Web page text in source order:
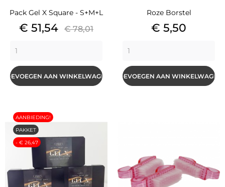
Pack Gel X Square - S+M+L
Prijs
€ 51,54 Basisprijs
€ 78,01
TOEVOEGEN AAN WINKELWAGEN
Roze Borstel
Prijs
€ 5,50
TOEVOEGEN AAN WINKELWAGEN
AANBIEDING!
PAKKET
- € 26,47